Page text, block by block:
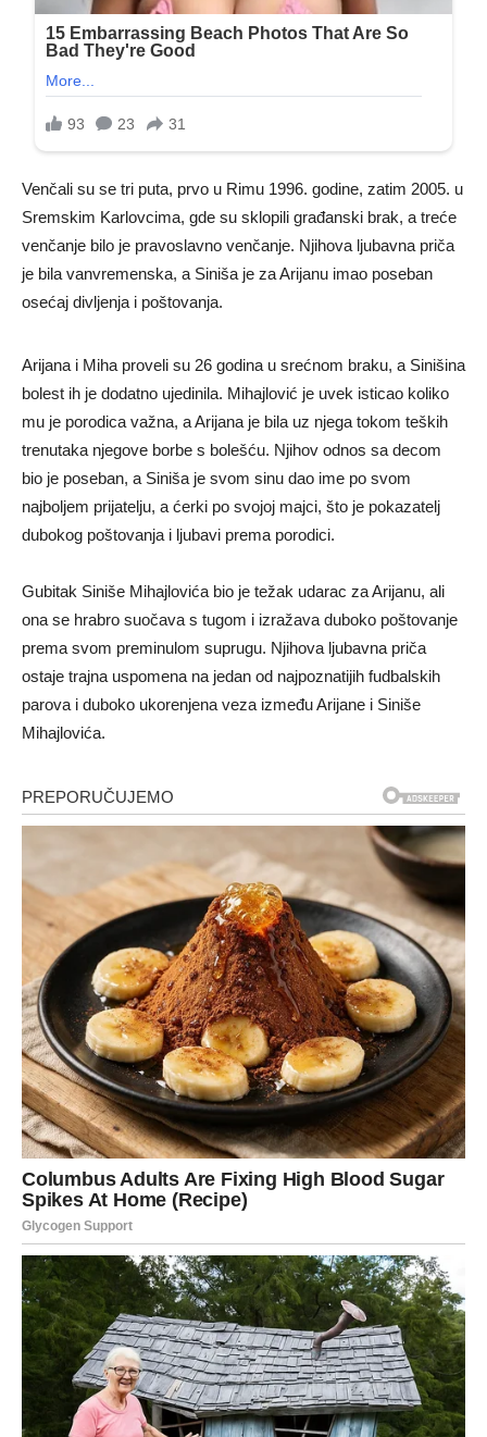
Venčali su se tri puta, prvo u Rimu 1996. godine, zatim 2005. u
Sremskim Karlovcima, gde su sklopili građanski brak, a treće
venčanje bilo je pravoslavno venčanje. Njihova ljubavna priča
je bila vanvremenska, a Siniša je za Arijanu imao poseban
osećaj divljenja i poštovanja.
Arijana i Miha proveli su 26 godina u srećnom braku, a Sinišina
bolest ih je dodatno ujedinila. Mihajlović je uvek isticao koliko
mu je porodica važna, a Arijana je bila uz njega tokom teških
trenutaka njegove borbe s bolešću. Njihov odnos sa decom
bio je poseban, a Siniša je svom sinu dao ime po svom
najboljem prijatelju, a ćerki po svojoj majci, što je pokazatelj
dubokog poštovanja i ljubavi prema porodici.
Gubitak Siniše Mihajlovića bio je težak udarac za Arijanu, ali
ona se hrabro suočava s tugom i izražava duboko poštovanje
prema svom preminulom suprugu. Njihova ljubavna priča
ostaje trajna uspomena na jedan od najpoznatijih fudbalskih
parova i duboko ukorenjena veza između Arijane i Siniše
Mihajlovića.